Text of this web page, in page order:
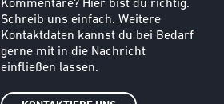
Kommentare? Hier bist du richtig.
Schreib uns einfach. Weitere
Kontaktdaten kannst du bei Bedarf
gerne mit in die Nachricht
einfließen lassen.